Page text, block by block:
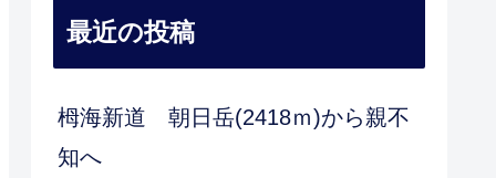
最近の投稿
栂海新道 朝日岳(2418ｍ)から親不
知へ